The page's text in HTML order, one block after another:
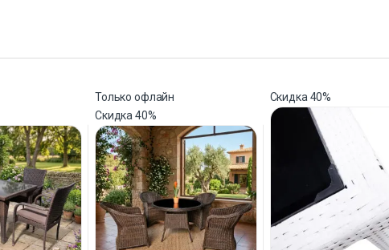
Только офлайн
Скидка40%
Скидка 40%